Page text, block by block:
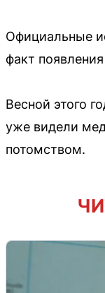
Официальные
факт
Весной этого
уже видели
потомством.